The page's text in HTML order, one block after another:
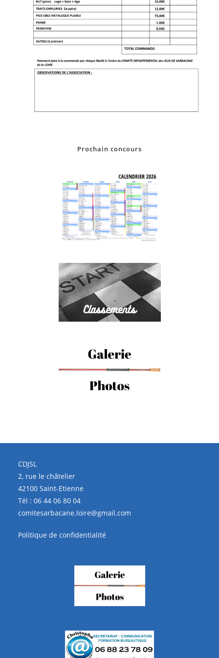
Prochain concours
CDJSL
2, rue le châtelier
42100 Saint-Etienne
Tél :06 44 06 80 04
comitesarbacane.loire@gmail.com
Politique de confidentialité